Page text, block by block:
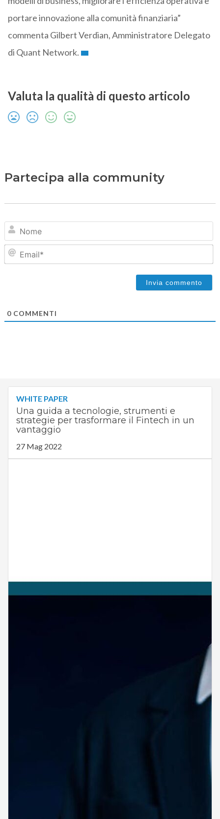
portare innovazione alla comunità finanziaria”
commenta Gilbert Verdian, Amministratore Delegato
di Quant Network.
Valuta la qualità di questo articolo
Partecipa alla community
0COMMENTI
WHITE PAPER
Una guida a tecnologie, strumenti e
strategie per trasformare il Fintech in un
vantaggio
27 Mag 2022